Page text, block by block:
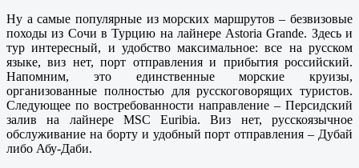
Ну а самые популярные из морских маршрутов – безвизовые
походы из Сочи в Турцию на лайнере Astoria Grande. Здесь и
тур интересный, и удобство максимальное: все на русском
языке, виз нет, порт отправления и прибытия российский.
Напомним, это единственные морские круизы,
организованные полностью для русскоговорящих туристов.
Следующее по востребованности направление – Персидский
залив на лайнере MSC Euribia. Виз нет, русскоязычное
обслуживание на борту и удобный порт отправления – Дубай
либо Абу-Даби.